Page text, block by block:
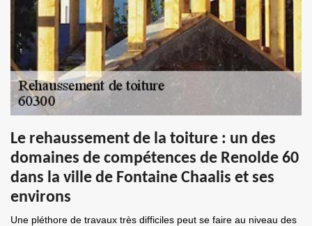
Le rehaussement de la toiture : un des
domaines de compétences de Renolde 60
dans la ville de Fontaine Chaalis et ses
environs
Une pléthore de travaux très difficiles peut se faire au niveau des